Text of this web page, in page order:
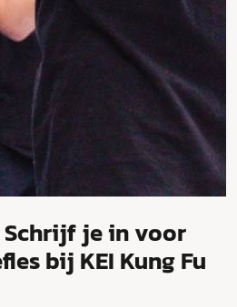
Schrijf je in voor
bij KEI Kung Fu